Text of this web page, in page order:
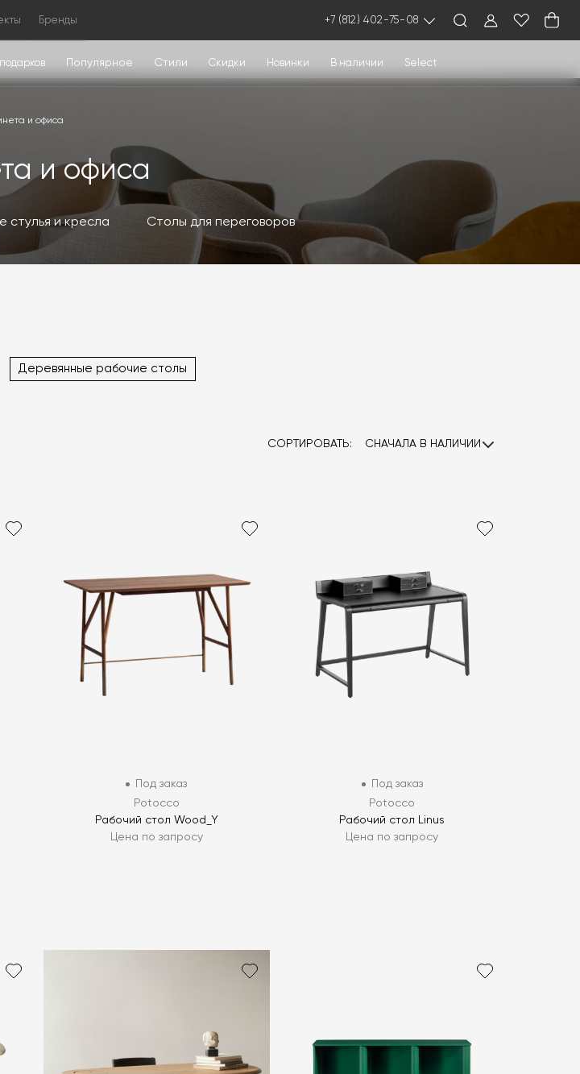
Бренды +7 (812) 402-75-08
Популярное Стили Скидки Новинки В наличии Select
и офиса
и офиса
стулья и кресла Столы для переговоров
Деревянные рабочие столы
СОРТИРОВАТЬ: СНАЧАЛА В НАЛИЧИИ
Под заказ
Potocco
Рабочий стол Wood_Y
Цена по запросу
Под заказ
Potocco
Рабочий стол Linus
Цена по запросу